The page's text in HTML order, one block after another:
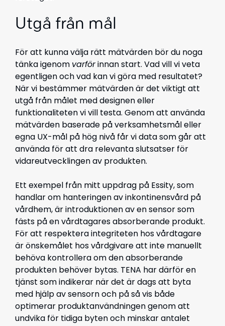
Utgå från mål
För att kunna välja rätt mätvärden bör du noga
tänka igenom varförinnan start. Vad vill vi veta
egentligen och vad kan vi göra med resultatet?
När vi bestämmer mätvärden är det viktigt att
utgå från målet med designen eller
funktionaliteten vi vill testa. Genom att använda
mätvärden baserade på verksamhetsmål eller
egna UX-mål på hög nivå får vi data som går att
använda för att dra relevanta slutsatser för
vidareutvecklingen av produkten.
Ett exempel från mitt uppdrag på Essity, som
handlar om hanteringen av inkontinensvård på
vårdhem, är introduktionen av en sensor som
fästs på en vårdtagares absorberande produkt.
För att respektera integriteten hos vårdtagare
är önskemålet hos vårdgivare att inte manuellt
behöva kontrollera om den absorberande
produkten behöver bytas. TENA har därför en
tjänst som indikerar när det är dags att byta
med hjälp av sensorn och på så vis både
optimerar produktanvändningen genom att
undvika för tidiga byten och minskar antalet